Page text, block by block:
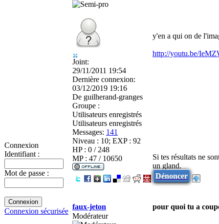
Connexion
Identifiant :
Mot de passe :
Connexion sécurisée
Joint:
29/11/2011 19:54
Dernière connexion:
03/12/2019 19:16
De guilherand-granges
Groupe :
Utilisateurs enregistrés
Utilisateurs enregistrés
Messages: 141
Niveau : 10; EXP : 92
HP : 0 / 248
MP : 47 / 10650
y'en a qui on de
http://youtu.be/
Si tes résultats ne
un gland.
Dénoncer
faux-jeton
pour quoi tu a
Modérateur